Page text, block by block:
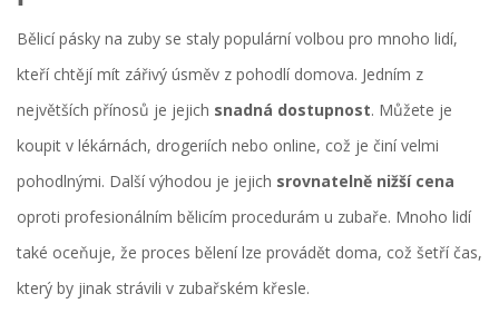
Bělicí pásky na zuby se staly populární volbou pro mnoho lidí,
kteří chtějí mít zářivý úsměv z pohodlí domova. Jedním z
největších přínosů je jejich snadná dostupnost. Můžete je
koupit v lékárnách, drogeriích nebo online, což je činí velmi
pohodlnými. Další výhodou je jejich srovnatelně nižší cena
oproti profesionálním bělicím procedurám u zubaře. Mnoho lidí
také oceňuje, že proces bělení lze provádět doma, což šetří čas,
který by jinak strávili v zubařském křesle.